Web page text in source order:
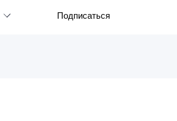
Закрыть
Подписаться